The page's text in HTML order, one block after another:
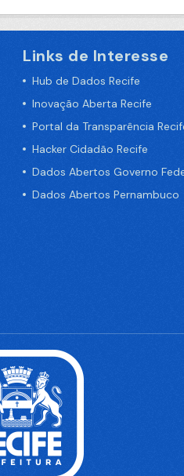
Links de Interesse
Hub de Dados Recife
Inovação Aberta Recife
Portal da Transparência
Hacker Cidadão Recife
Dados Abertos Governo
Dados Abertos Pernambuco